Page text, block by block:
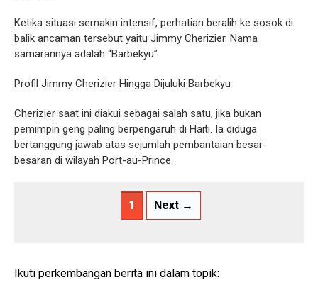
Ketika situasi semakin intensif, perhatian beralih ke sosok di
balik ancaman tersebut yaitu Jimmy Cherizier. Nama
samarannya adalah “Barbekyu”.
Profil Jimmy Cherizier Hingga Dijuluki Barbekyu
Cherizier saat ini diakui sebagai salah satu, jika bukan
pemimpin geng paling berpengaruh di Haiti. Ia diduga
bertanggung jawab atas sejumlah pembantaian besar-
besaran di wilayah Port-au-Prince.
1 Next →
Ikuti perkembangan berita ini dalam topik: